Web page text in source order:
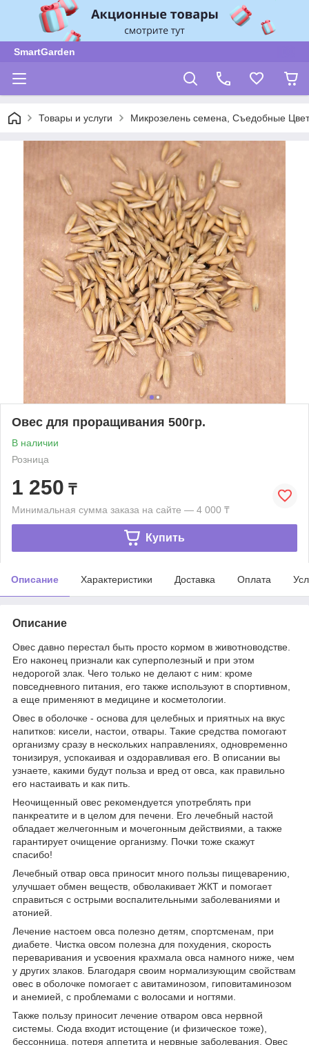
SmartGarden
Товары и услуги Микрозелень семена, Съедобные
Овес для проращивания 500гр.
В наличии
Розница
1 250 ₸
Минимальная сумма заказа на сайте — 4 000 ₸
Купить
Описание Характеристики Доставка Оплата
Описание
Овес давно перестал быть просто кормом в животноводстве.
Его наконец признали как суперполезный и при этом
недорогой злак. Чего только не делают с ним: кроме
повседневного питания, его также используют в спортивном,
а еще применяют в медицине и косметологии.
Овес в оболочке - основа для целебных и приятных на вкус
напитков: кисели, настои, отвары. Такие средства помогают
организму сразу в нескольких направлениях, одновременно
тонизируя, успокаивая и оздоравливая его. В описании вы
узнаете, какими будут польза и вред от овса, как правильно
его настаивать и как пить.
Неочищенный овес рекомендуется употреблять при
панкреатите и в целом для печени. Его лечебный настой
обладает желчегонным и мочегонным действиями, а также
гарантирует очищение организму. Почки тоже скажут
спасибо!
Лечебный отвар овса приносит много пользы пищеварению,
улучшает обмен веществ, обволакивает ЖКТ и помогает
справиться с острыми воспалительными заболеваниями и
атонией.
Лечение настоем овса полезно детям, спортсменам, при
диабете. Чистка овсом полезна для похудения, скорость
переваривания и усвоения крахмала овса намного ниже, чем
у других злаков. Благодаря своим нормализующим свойствам
овес в оболочке помогает с авитаминозом, гиповитаминозом
и анемией, с проблемами с волосами и ногтями.
Также пользу приносит лечение отваром овса нервной
системы. Сюда входит истощение (и физическое тоже),
бессонница, потеря аппетита и нервные заболевания. Овес